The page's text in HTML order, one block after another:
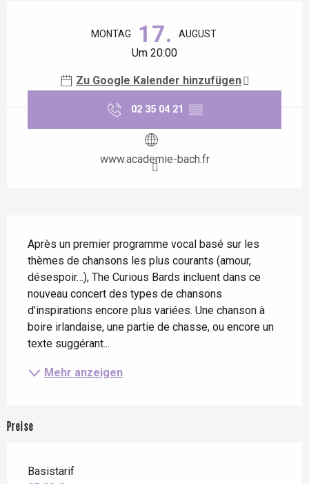
MONTAG 17. AUGUST
Um 20:00
Zu Google Kalender hinzufügen
02 35 04 21 ▒▒
www.academie-bach.fr
Après un premier programme vocal basé sur les
thèmes de chansons les plus courants (amour,
désespoir…), The Curious Bards incluent dans ce
nouveau concert des types de chansons
d’inspirations encore plus variées. Une chanson à
boire irlandaise, une partie de chasse, ou encore un
texte suggérant...
Mehr anzeigen
Preise
Basistarif